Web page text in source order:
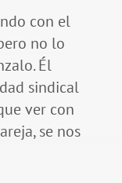
con el
no lo
Él
sindical
ver con
se nos